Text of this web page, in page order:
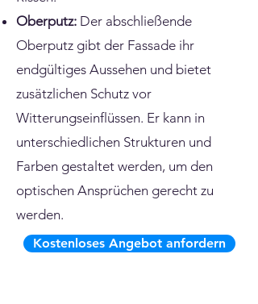
Oberputz: Der abschließende
Oberputz gibt der Fassade ihr
endgültiges Aussehen und bietet
zusätzlichen Schutz vor
Witterungseinflüssen. Er kann in
unterschiedlichen Strukturen und
Farben gestaltet werden, um den
optischen Ansprüchen gerecht zu
werden.
Kostenloses Angebot anfordern